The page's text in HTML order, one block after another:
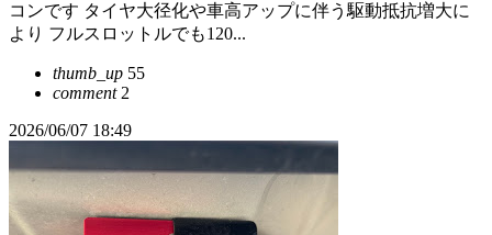
コンです タイヤ大径化や車高アップに伴う駆動抵抗増大に
より フルスロットルでも120...
thumb_up 55
comment2
2026/06/07 18:49